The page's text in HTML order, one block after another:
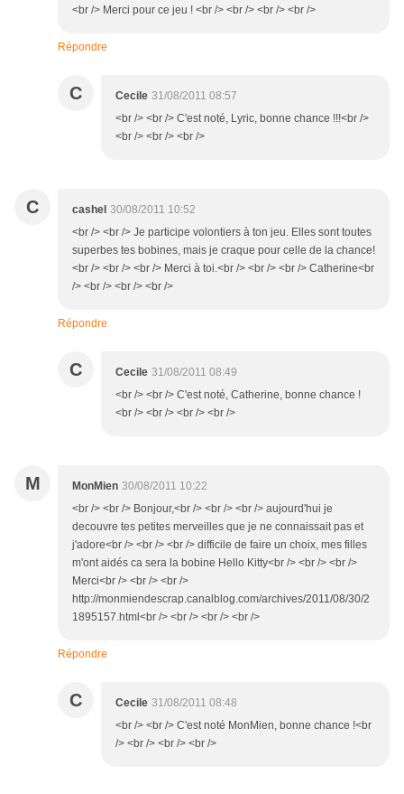
<br /> Merci pour ce jeu ! <br /> <br /> <br /> <br />
Répondre
C Cecile 31/08/2011 08:57
<br /> <br /> C'est noté, Lyric, bonne chance !!!<br />
<br /> <br /> <br />
C cashel 30/08/2011 10:52
<br /> <br /> Je participe volontiers à ton jeu. Elles sont toutes
superbes tes bobines, mais je craque pour celle de la chance!
<br /> <br /> <br /> Merci à toi.<br /> <br /> <br /> Catherine<br
/> <br /> <br /> <br />
Répondre
C Cecile 31/08/2011 08:49
<br /> <br /> C'est noté, Catherine, bonne chance !
<br /> <br /> <br /> <br />
M MonMien 30/08/2011 10:22
<br /> <br /> Bonjour,<br /> <br /> <br /> aujourd'hui je
decouvre tes petites merveilles que je ne connaissait pas et
j'adore<br /> <br /> <br /> difficile de faire un choix, mes filles
m'ont aidés ca sera la bobine Hello Kitty<br /> <br /> <br />
Merci<br /> <br /> <br />
http://monmiendescrap.canalblog.com/archives/2011/08/30/2
1895157.html<br /> <br /> <br /> <br />
Répondre
C Cecile 31/08/2011 08:48
<br /> <br /> C'est noté MonMien, bonne chance !<br
/> <br /> <br /> <br />